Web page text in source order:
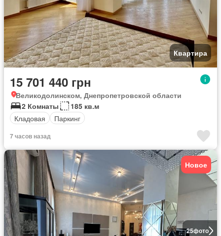
Квартира
15 701 440 грн
Великодолинском, Днепропетровской области
2 Комнаты
185 кв.м
Кладовая
Паркинг
7 часов назад
25фото
Новое